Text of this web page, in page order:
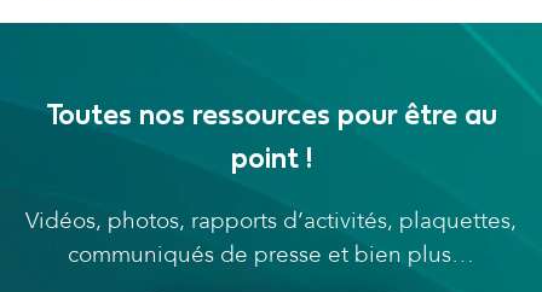
Toutes nos ressources pour être au
point !
Vidéos, photos, rapports d’activités, plaquettes,
communiqués de presse et bien plus…